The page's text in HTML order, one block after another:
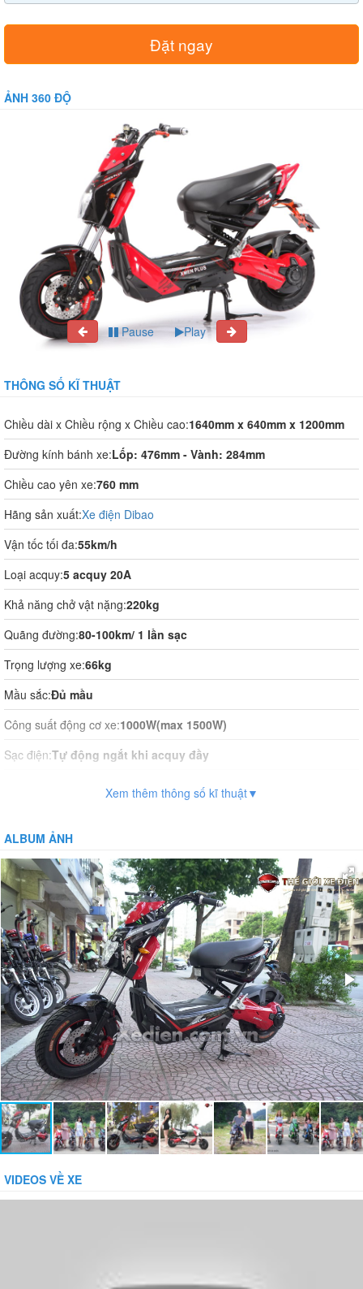
Đặt ngay
ẢNH 360 ĐỘ
Pause Play
THÔNG SỐ KĨ THUẬT
Chiều dài x Chiều rộng x Chiều cao:1640mm x 640mm x 1200mm
Đường kính bánh xe:Lốp: 476mm - Vành: 284mm
Chiều cao yên xe:760 mm
Hãng sản xuất:Xe điện Dibao
Vận tốc tối đa:55km/h
Loại acquy:5 acquy 20A
Khả năng chở vật nặng:220kg
Quãng đường:80-100km/ 1 lần sạc
Trọng lượng xe:66kg
Mầu sắc:Đủ mầu
Công suất động cơ xe:1000W(max 1500W)
Sạc điện:Tự động ngắt khi acquy đầy
12-14h
Hệ thống phanh:
Giảm xóc: Có
Bánh xe:Liền săm
Bảo vệ dòng:14 + / -2.0A
Bảo vệ tụt áp:42 + / - 1.0V
Phụ kiện đi kèm:Gương, Sạc, Khóa báo động chống trộm
Xem thêm thông số kĩ thuật▼
ALBUM ẢNH
VIDEOS VỀ XE